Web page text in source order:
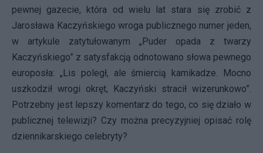
pewnej gazecie, która od wielu lat stara się zrobić z
Jarosława Kaczyńskiego wroga publicznego numer jeden,
w artykule zatytułowanym „Puder opada z twarzy
Kaczyńskiego” z satysfakcją odnotowano słowa pewnego
europosła: „Lis poległ, ale śmiercią kamikadze. Mocno
uszkodził wrogi okręt, Kaczyński stracił wizerunkowo”.
Potrzebny jest lepszy komentarz do tego, co się działo w
publicznej telewizji? Czy można precyzyjniej opisać rolę
dziennikarskiego celebryty?